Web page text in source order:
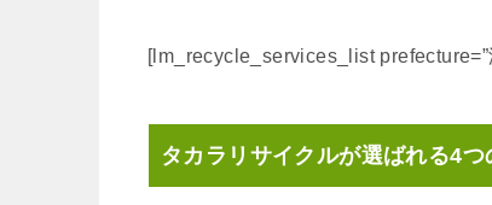
[lm_recycle_services_list prefecture=”
タカラリサイクルが選ばれる4つ